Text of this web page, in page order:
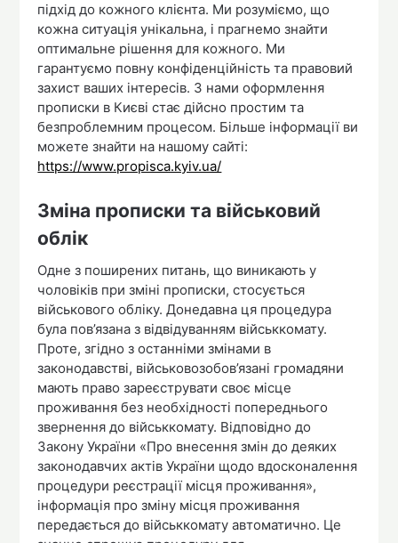
підхід до кожного клієнта. Ми розуміємо, що
кожна ситуація унікальна, і прагнемо знайти
оптимальне рішення для кожного. Ми
гарантуємо повну конфіденційність та правовий
захист ваших інтересів. З нами оформлення
прописки в Києві стає дійсно простим та
безпроблемним процесом. Більше інформації ви
можете знайти на нашому сайті:
https://www.propisca.kyiv.ua/
Зміна прописки та військовий
облік
Одне з поширених питань, що виникають у
чоловіків при зміні прописки, стосується
військового обліку. Донедавна ця процедура
була пов’язана з відвідуванням військкомату.
Проте, згідно з останніми змінами в
законодавстві, військовозобов’язані громадяни
мають право зареєструвати своє місце
проживання без необхідності попереднього
звернення до військкомату. Відповідно до
Закону України «Про внесення змін до деяких
законодавчих актів України щодо вдосконалення
процедури реєстрації місця проживання»,
інформація про зміну місця проживання
передається до військкомату автоматично. Це